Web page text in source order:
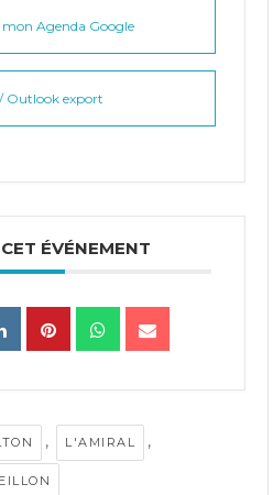
Agenda Google
Outlook export
ÉVÉNEMENT
, L'AMIRAL ,